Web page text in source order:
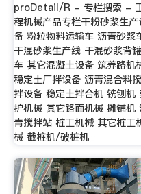
proDetail/R - 专栏搜索 -
程机械产品专栏干粉砂浆生产
备 粉粒物料运输车 沥青砂浆
干混砂浆生产线 干混砂浆背罐
车 其它混凝土设备 筑养路机
稳定土厂拌设备 沥青混合料搅
拌设备 稳定土拌合机 铣刨机
护机械 其它路面机械 摊铺机
青搅拌站 桩工机械 其它桩工
械 截桩机/破桩机